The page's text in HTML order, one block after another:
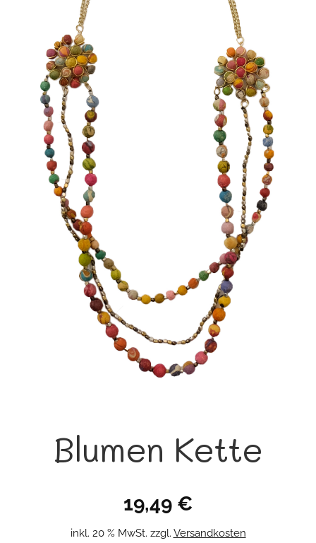
Blumen Kette
19,49 €
inkl. 20 % MwSt. zzgl. Versandkosten